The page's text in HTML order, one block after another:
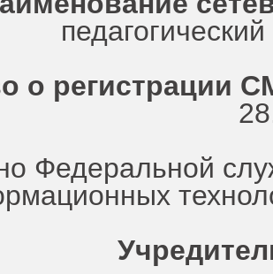
о регистрации
Федеральной